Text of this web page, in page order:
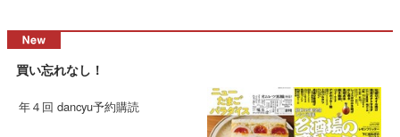
買い忘れなし！
年４回 dancyu予約購読